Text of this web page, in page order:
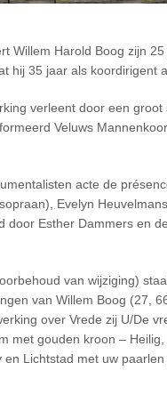
Willem Harold Boog zijn
hij 35 jaar als koordirigent
verleent door een
Veluws
acte de
Evelyn
door Esther Dammers en
van wijziging)
van Willem Boog (27,
over Vrede zij U/De
met gouden kroon –
Lichtstad met uw paarlen